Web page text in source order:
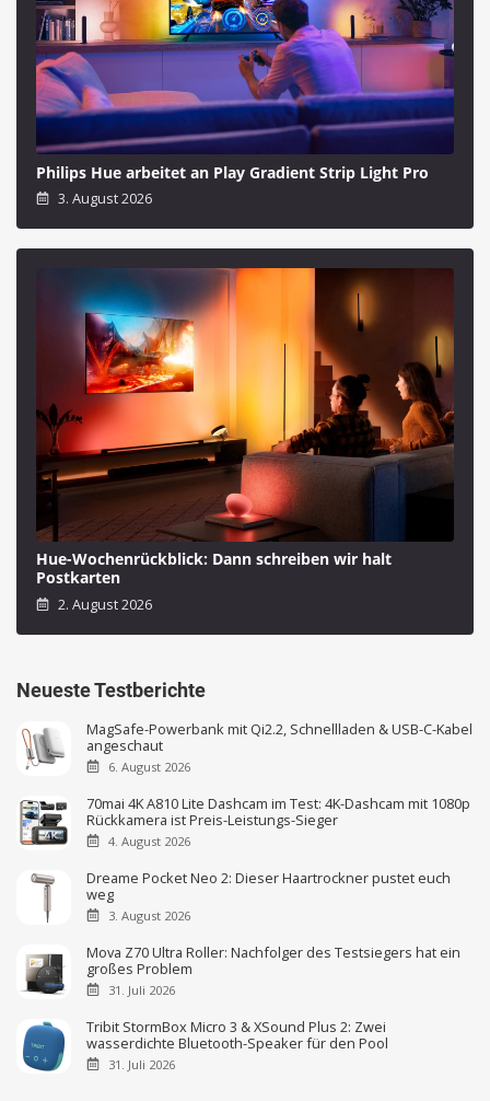
Philips Hue arbeitet an Play Gradient Strip Light Pro
3. August 2026
Hue-Wochenrückblick: Dann schreiben wir halt
Postkarten
2. August 2026
Neueste Testberichte
MagSafe-Powerbank mit Qi2.2, Schnellladen & USB-C-Kabel
angeschaut
6. August 2026
70mai 4K A810 Lite Dashcam im Test: 4K-Dashcam mit 1080p
Rückkamera ist Preis-Leistungs-Sieger
4. August 2026
Dreame Pocket Neo 2: Dieser Haartrockner pustet euch
weg
3. August 2026
Mova Z70 Ultra Roller: Nachfolger des Testsiegers hat ein
großes Problem
31. Juli 2026
Tribit StormBox Micro 3 & XSound Plus 2: Zwei
wasserdichte Bluetooth-Speaker für den Pool
31. Juli 2026